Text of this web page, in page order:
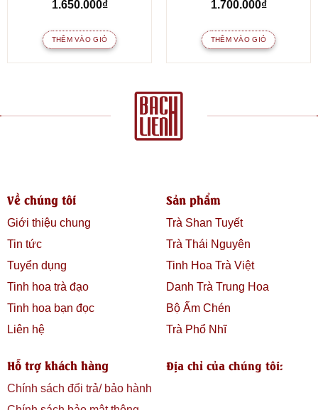
1.650.000₫
THÊM VÀO GIỎ
1.700.000₫
THÊM VÀO GIỎ
Về chúng tôi
Giới thiệu chung
Tin tức
Tuyển dụng
Tinh hoa trà đạo
Tinh hoa bạn đọc
Liên hệ
Sản phẩm
Trà Shan Tuyết
Trà Thái Nguyên
Tinh Hoa Trà Việt
Danh Trà Trung Hoa
Bộ Ấm Chén
Trà Phổ Nhĩ
Hỗ trợ khách hàng
Chính sách đổi trả/ bảo hành
Địa chỉ của chúng tôi: